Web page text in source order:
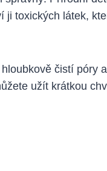
ji toxických látek,
čistí póry
užít krátkou